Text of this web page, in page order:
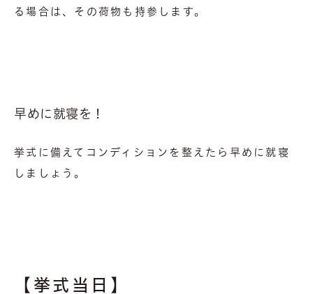
る場合は、その荷物も持参します。
早めに就寝を！
挙式に備えてコンディションを整えたら早めに就寝
しましょう。
【挙式当日】